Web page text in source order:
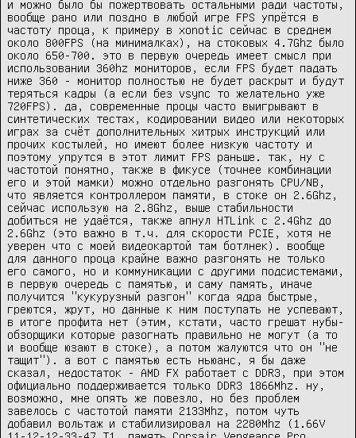
и можно было бы пожертвовать остальными ради частоты,
вообще рано или поздно в любой игре FPS упрётся в
частоту проца, к примеру в xonotic сейчас в среднем
около 800FPS (на минималках), на стоковых 4.7Ghz было
около 650-700. это в первую очередь имеет смысл при
использовании 360hz мониторов, если FPS будет падать
ниже 360 - монитор полностью не будет раскрыт и будут
теряться кадры (а если без vsync то желательно уже
720FPS). да, современные процы часто выигрывают в
синтетических тестах, кодировании видео или некоторых
играх за счёт дополнительных хитрых инструкций или
прочих костылей, но имеют более низкую частоту и
поэтому упрутся в этот лимит FPS раньше. так, ну с
частотой понятно, также в фикусе (точнее комбинации
его и этой мамки) можно отдельно разгонять CPU/NB,
что является контроллером памяти, в стоке он 2.6Ghz,
сейчас использую на 2.8Ghz, выше стабильности
добиться не удаётся, также апнул HTLink с 2.4Ghz до
2.6Ghz (это важно в т.ч. для скорости PCIE, хотя не
уверен что с моей видеокартой там ботлнек). вообще
для данного проца крайне важно разгонять не только
его самого, но и коммуникации с другими подсистемами,
в первую очередь с памятью, и саму память, иначе
получится "кукурузный разгон" когда ядра быстрые,
греются, жрут, но данные к ним поступать не успевают,
в итоге профита нет (этим, кстати, часто грешат нубы-
обзорщики которые разогнать правильно не могут (а то
и вообще юзают в стоке), а потом жалуются что он "не
тащит"). а вот с памятью есть ньюанс, я бы даже
сказал, недостаток - AMD FX работает с DDR3, при этом
официально поддерживается только DDR3 1866Mhz. ну,
возможно, мне опять же повезло, но без проблем
завелось с частотой памяти 2133Mhz, потом чуть
добавил вольтаж и стабилизировал на 2280Mhz (1.66V